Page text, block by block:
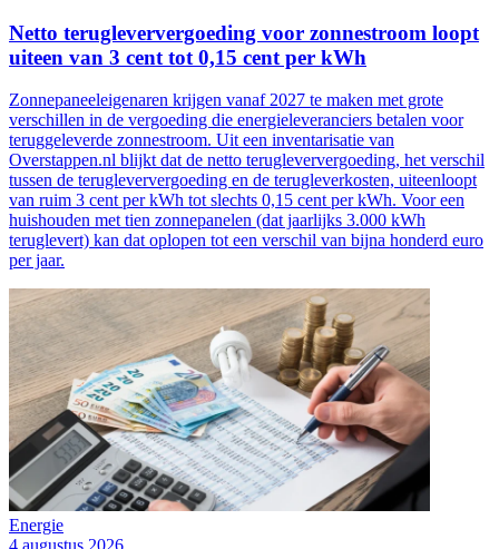
Netto terugleververgoeding voor zonnestroom loopt
uiteen van 3 cent tot 0,15 cent per kWh
Zonnepaneeleigenaren krijgen vanaf 2027 te maken met grote
verschillen in de vergoeding die energieleveranciers betalen voor
teruggeleverde zonnestroom. Uit een inventarisatie van
Overstappen.nl blijkt dat de netto terugleververgoeding, het verschil
tussen de terugleververgoeding en de terugleverkosten, uiteenloopt
van ruim 3 cent per kWh tot slechts 0,15 cent per kWh. Voor een
huishouden met tien zonnepanelen (dat jaarlijks 3.000 kWh
teruglevert) kan dat oplopen tot een verschil van bijna honderd euro
per jaar.
Energie